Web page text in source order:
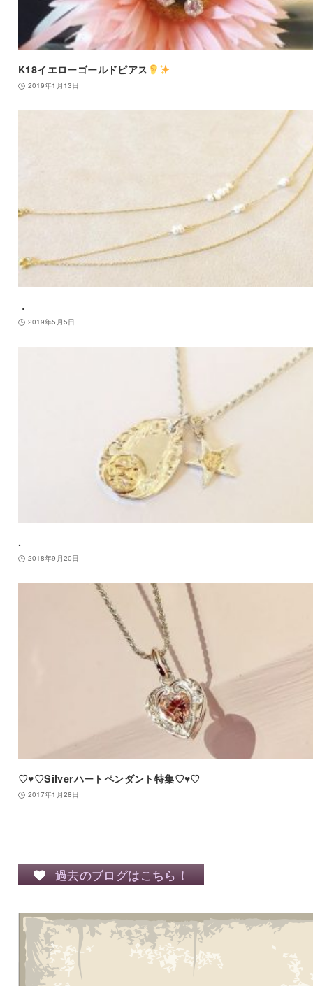
K18イエローゴールドピアス
2019年1月13日
．
2019年5月5日
.
2018年9月20日
♡♥♡Silverハートペンダント特集♡♥♡
2017年1月28日
過去のブログはこちら！